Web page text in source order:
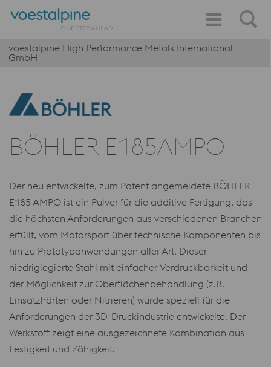
voestalpine High Performance Metals International
GmbH
BÖHLER E185AMPO
Der neu entwickelte, zum Patent angemeldete BÖHLER
E185 AMPO ist ein Pulver für die additive Fertigung, das
die höchsten Anforderungen aus verschiedenen Branchen
erfüllt, vom Motorsport über technische Komponenten bis
hin zu Prototypanwendungen aller Art. Dieser
niedriglegierte Stahl mit einfacher Verdruckbarkeit und
der Möglichkeit zur Oberflächenbehandlung (z.B.
Einsatzhärten oder Nitrieren) wurde speziell für die
Anforderungen der 3D-Druckindustrie entwickelte. Der
Werkstoff zeigt eine ausgezeichnete Kombination aus
Festigkeit und Zähigkeit.